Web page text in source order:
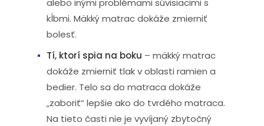
alebo inými problémami súvisiacimi s
kĺbmi. Mäkký matrac dokáže zmierniť
bolesť.
Tí, ktorí spia na boku – mäkký matrac
dokáže zmierniť tlak v oblasti ramien a
bedier. Telo sa do matraca dokáže
„zaboriť“ lepšie ako do tvrdého matraca.
Na tieto časti nie je vyvíjaný zbytočný